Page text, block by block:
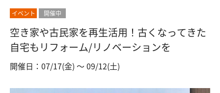
イベント 開催中
空き家や古民家を再生活用！古くなってきた
自宅もリフォーム/リノベーションを
開催日：07/17(金) 〜 09/12(土)